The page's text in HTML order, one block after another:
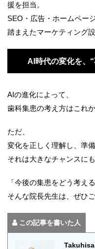
援を担当。
SEO・広告・ホームペー
踏まえたマーケティング設
AI時代の変化を、
AIの進化によって、
歯科集患の考え方はこれ
ただ、
変化を正しく理解し、準備
それは大きなチャンスにも
「今後の集患をどう考え
そんな院長先生は、ぜひ
この記事を書いた人